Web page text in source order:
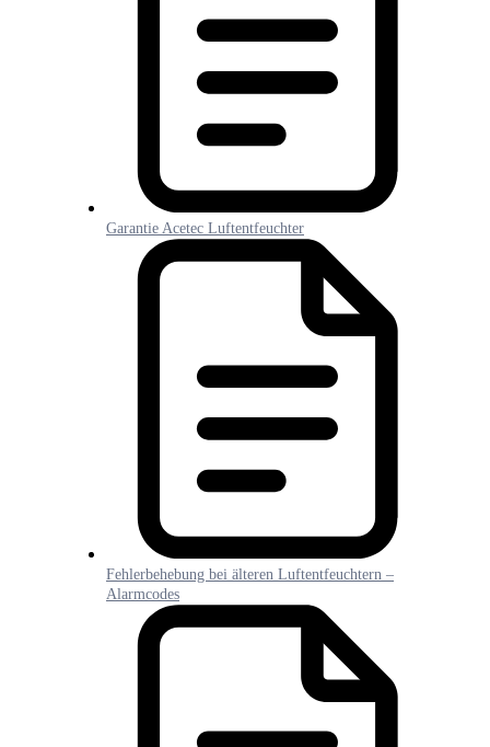
Garantie Acetec Luftentfeuchter
Fehlerbehebung bei älteren Luftentfeuchtern –
Alarmcodes